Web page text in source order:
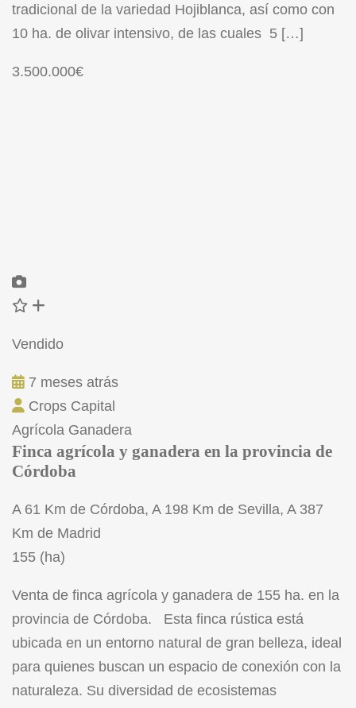
tradicional de la variedad Hojiblanca, así como con
10 ha. de olivar intensivo, de las cuales 5 […]
3.500.000€
Vendido
7 meses atrás
Crops Capital
Agrícola Ganadera
Finca agrícola y ganadera en la provincia de
Córdoba
A 61 Km de Córdoba, A 198 Km de Sevilla, A 387
Km de Madrid
155 (ha)
Venta de finca agrícola y ganadera de 155 ha. en la
provincia de Córdoba. Esta finca rústica está
ubicada en un entorno natural de gran belleza, ideal
para quienes buscan un espacio de conexión con la
naturaleza. Su diversidad de ecosistemas